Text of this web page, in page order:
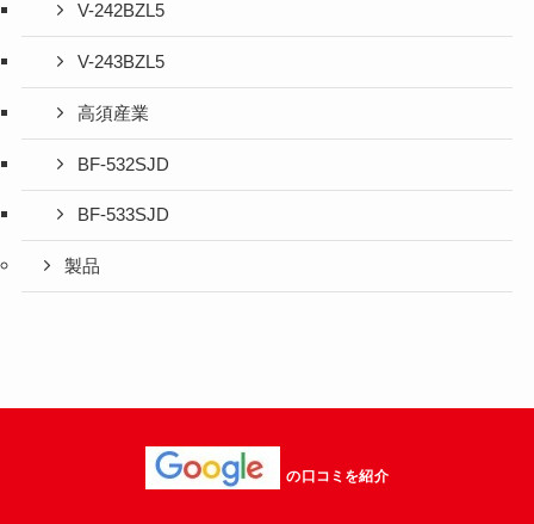
V-242BZL5
V-243BZL5
高須産業
BF-532SJD
BF-533SJD
製品
の口コミを紹介